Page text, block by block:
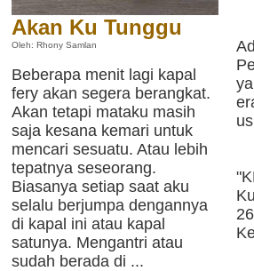
Akan Ku Tunggu
Oleh: Rhony Samlan
Beberapa menit lagi kapal
fery akan segera berangkat.
Akan tetapi mataku masih
saja kesana kemari untuk
mencari sesuatu. Atau lebih
tepatnya seseorang.
Biasanya setiap saat aku
selalu berjumpa dengannya
di kapal ini atau kapal
satunya. Mengantri atau
sudah berada di ...